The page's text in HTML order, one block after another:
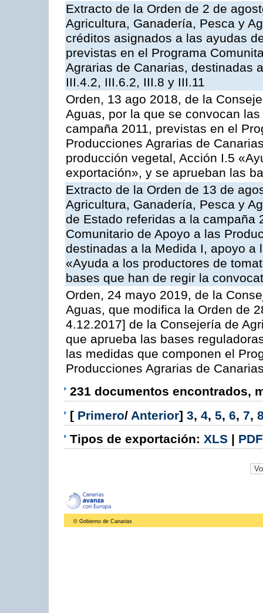
Extracto de la Orden de 2 de
Agricultura, Ganadería, Pesca y
créditos asignados a las ayudas
previstas en el Programa
Agrarias de Canarias, destinadas
III.4.2, III.6.2, III.8 y III.11
Orden, 13 ago 2018, de la
Aguas, por la que se convocan
campaña 2011, previstas en el
Producciones Agrarias de
producción vegetal, Acción I.5
exportación», y se aprueban las
Extracto de la Orden de 13 de
Agricultura, Ganadería, Pesca y
de Estado referidas a la campaña
Comunitario de Apoyo a las
destinadas a la Medida I, apoyo a
«Ayuda a los productores de
bases que han de regir la
Orden, 24 mayo 2019, de la
Aguas, que modifica la Orden de
4.12.2017] de la Consejería de
que aprueba las bases
las medidas que componen el
Producciones Agrarias de
231 documentos encontrados,
[ Primero/ Anterior] 3, 4, 5, 6, 7,
Tipos de exportación: XLS | PDF
© Gobierno de Canarias